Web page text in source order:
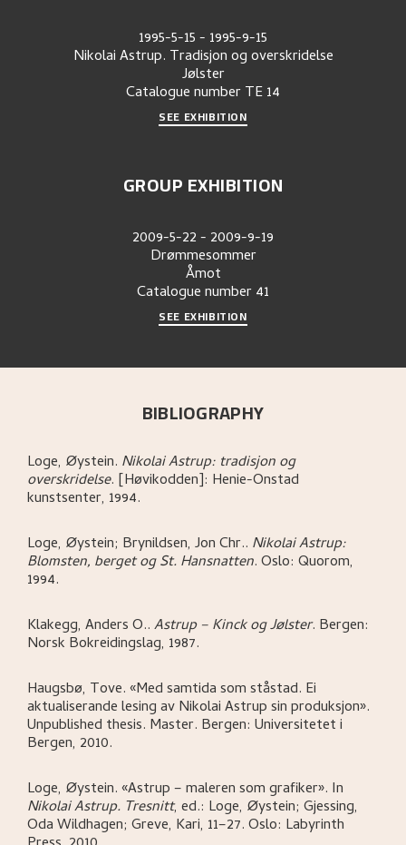
1995-5-15- 1995-9-15
Nikolai Astrup. Tradisjon og overskridelse
Jølster
Catalogue numberTE 14
SEE EXHIBITION
GROUP EXHIBITION
2009-5-22- 2009-9-19
Drømmesommer
Åmot
Catalogue number41
SEE EXHIBITION
BIBLIOGRAPHY
Loge, Øystein. Nikolai Astrup: tradisjon og
overskridelse. [Høvikodden]: Henie-Onstad
kunstsenter, 1994.
Loge, Øystein; Brynildsen, Jon Chr.. Nikolai Astrup:
Blomsten, berget og St. Hansnatten.Oslo: Quorom,
1994.
Klakegg, Anders O..Astrup – Kinck og Jølster. Bergen:
Norsk Bokreidingslag, 1987.
Haugsbø, Tove.«Med samtida som ståstad. Ei
aktualiserande lesing av Nikolai Astrup sin produksjon».
Unpublished thesis. Master. Bergen: Universitetet i
Bergen, 2010.
Loge, Øystein.«Astrup – maleren som grafiker». In
Nikolai Astrup. Tresnitt, ed.: Loge, Øystein; Gjessing,
Oda Wildhagen; Greve, Kari, 11–27.Oslo: Labyrinth